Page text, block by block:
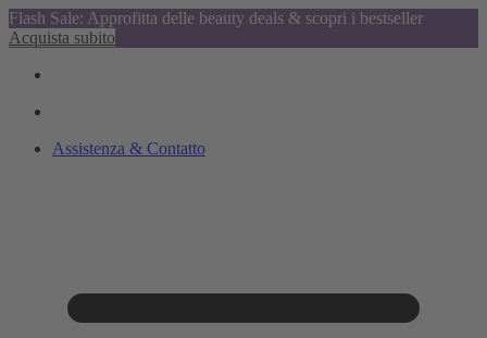
Flash Sale: Approfitta delle beauty deals & scopri i bestseller
Acquista subito
Assistenza & Contatto